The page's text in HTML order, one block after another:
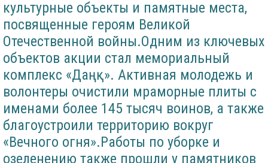
культурные объекты и памятные места,
посвященные героям Великой
Отечественной войны.Одним из ключевых
объектов акции стал мемориальный
комплекс «Даңқ». Активная молодежь и
волонтеры очистили мраморные плиты с
именами более 145 тысяч воинов, а также
благоустроили территорию вокруг
«Вечного огня».Работы по уборке и
озеленению также прошли у памятников